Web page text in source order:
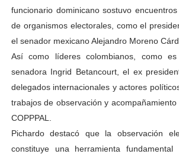
funcionario dominicano sostuvo
de organismos electorales, como el
el senador mexicano Alejandro Moreno
Así como líderes colombianos, como
senadora Ingrid Betancourt, el ex
delegados internacionales y actores
trabajos de observación y
COPPPAL.
Pichardo destacó que la observación
constituye una herramienta